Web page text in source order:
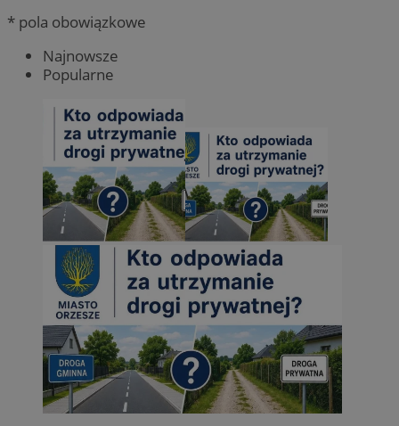
* pola obowiązkowe
Najnowsze
Popularne